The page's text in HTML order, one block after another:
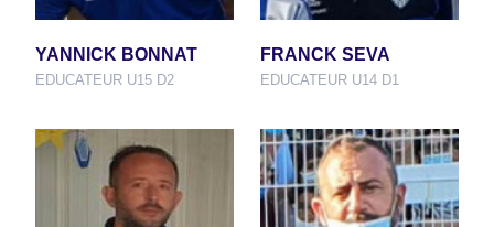
YANNICK BONNAT
EDUCATEUR U15 D2
FRANCK SEVA
EDUCATEUR U14 D1